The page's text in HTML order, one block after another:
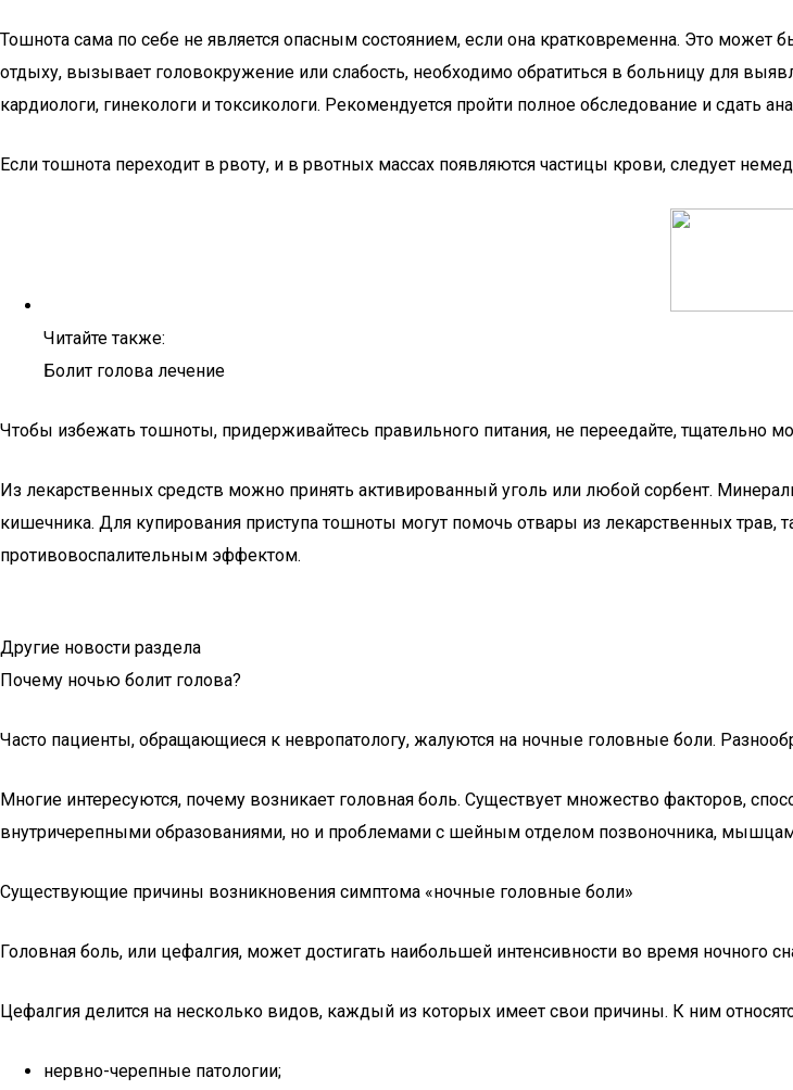
Тошнота сама по себе не является опасным состоянием, если она кратковременна. Это может
отдыху, вызывает головокружение или слабость, необходимо обратиться в больницу для
кардиологи, гинекологи и токсикологи. Рекомендуется пройти полное обследование и сдать
Если тошнота переходит в рвоту, и в рвотных массах появляются частицы крови, следует
Читайте также:
Болит голова лечение
Чтобы избежать тошноты, придерживайтесь правильного питания, не переедайте, тщательно
Из лекарственных средств можно принять активированный уголь или любой сорбент.
кишечника. Для купирования приступа тошноты могут помочь отвары из лекарственных
противовоспалительным эффектом.
Другие новости раздела
Почему ночью болит голова?
Часто пациенты, обращающиеся к невропатологу, жалуются на ночные головные боли.
Многие интересуются, почему возникает головная боль. Существует множество факторов,
внутричерепными образованиями, но и проблемами с шейным отделом позвоночника,
Существующие причины возникновения симптома «ночные головные боли»
Головная боль, или цефалгия, может достигать наибольшей интенсивности во время ночного
Цефалгия делится на несколько видов, каждый из которых имеет свои причины. К ним
нервно-черепные патологии;